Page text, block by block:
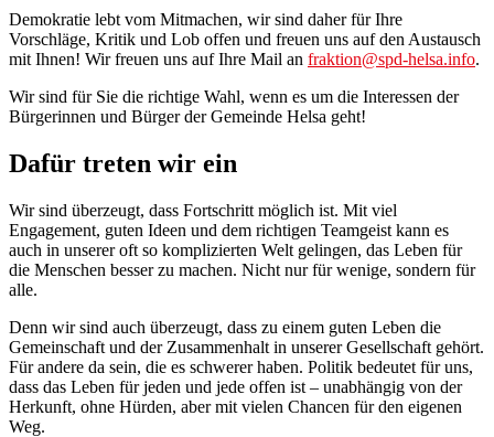
Demokratie lebt vom Mitmachen, wir sind daher für Ihre
Vorschläge, Kritik und Lob offen und freuen uns auf den Austausch
mit Ihnen! Wir freuen uns auf Ihre Mail an fraktion@spd-helsa.info.
Wir sind für Sie die richtige Wahl, wenn es um die Interessen der
Bürgerinnen und Bürger der Gemeinde Helsa geht!
Dafür treten wir ein
Wir sind überzeugt, dass Fortschritt möglich ist. Mit viel
Engagement, guten Ideen und dem richtigen Teamgeist kann es
auch in unserer oft so komplizierten Welt gelingen, das Leben für
die Menschen besser zu machen. Nicht nur für wenige, sondern für
alle.
Denn wir sind auch überzeugt, dass zu einem guten Leben die
Gemeinschaft und der Zusammenhalt in unserer Gesellschaft gehört.
Für andere da sein, die es schwerer haben. Politik bedeutet für uns,
dass das Leben für jeden und jede offen ist – unabhängig von der
Herkunft, ohne Hürden, aber mit vielen Chancen für den eigenen
Weg.